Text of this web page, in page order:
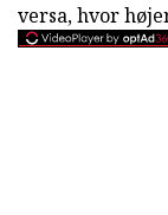
versa, hvor